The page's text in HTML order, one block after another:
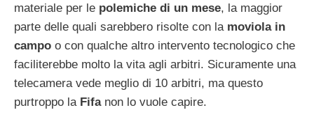
materiale per le polemiche di un mese, la maggior
parte delle quali sarebbero risolte con la moviola in
campo o con qualche altro intervento tecnologico che
faciliterebbe molto la vita agli arbitri. Sicuramente una
telecamera vede meglio di 10 arbitri, ma questo
purtroppo la Fifa non lo vuole capire.